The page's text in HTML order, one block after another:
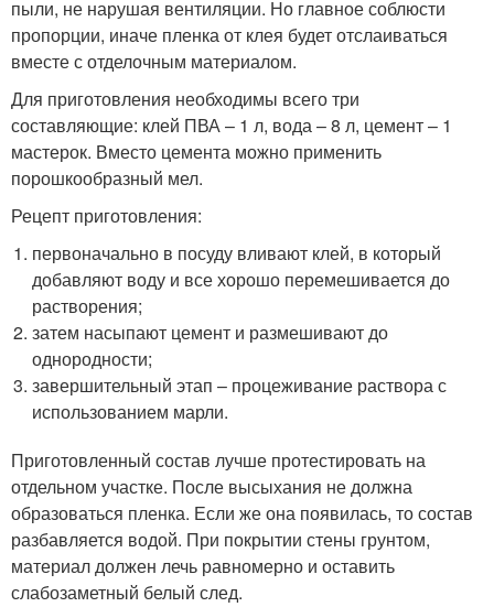
пыли, не нарушая вентиляции. Но главное соблюсти
пропорции, иначе пленка от клея будет отслаиваться
вместе с отделочным материалом.
Для приготовления необходимы всего три
составляющие: клей ПВА – 1 л, вода – 8 л, цемент – 1
мастерок. Вместо цемента можно применить
порошкообразный мел.
Рецепт приготовления:
первоначально в посуду вливают клей, в который
добавляют воду и все хорошо перемешивается до
растворения;
затем насыпают цемент и размешивают до
однородности;
завершительный этап – процеживание раствора с
использованием марли.
Приготовленный состав лучше протестировать на
отдельном участке. После высыхания не должна
образоваться пленка. Если же она появилась, то состав
разбавляется водой. При покрытии стены грунтом,
материал должен лечь равномерно и оставить
слабозаметный белый след.